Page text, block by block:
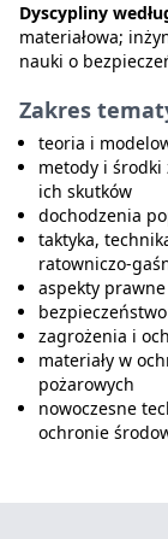
Dyscypliny
materiałowa;
nauki o
Zakres
teoria i
metody i
ich skutków
dochodzenia
taktyka,
ratowniczo-
aspekty
zagrożenia i
materiały w
pożarowych
nowoczesne
ochronie